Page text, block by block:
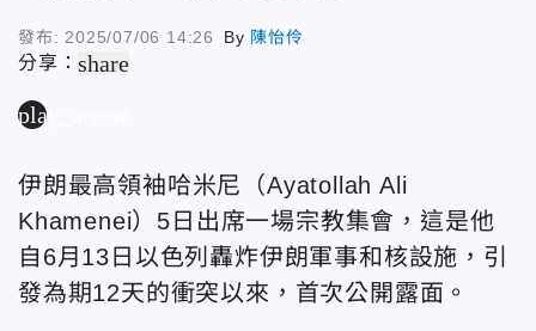
發布: 2025/07/06 14:26 By 陳怡伶
分享：share
play_arrow
伊朗最高領袖哈米尼（Ayatollah Ali
Khamenei）5日出席一場宗教集會，這是他
自6月13日以色列轟炸伊朗軍事和核設施，引
發為期12天的衝突以來，首次公開露面。